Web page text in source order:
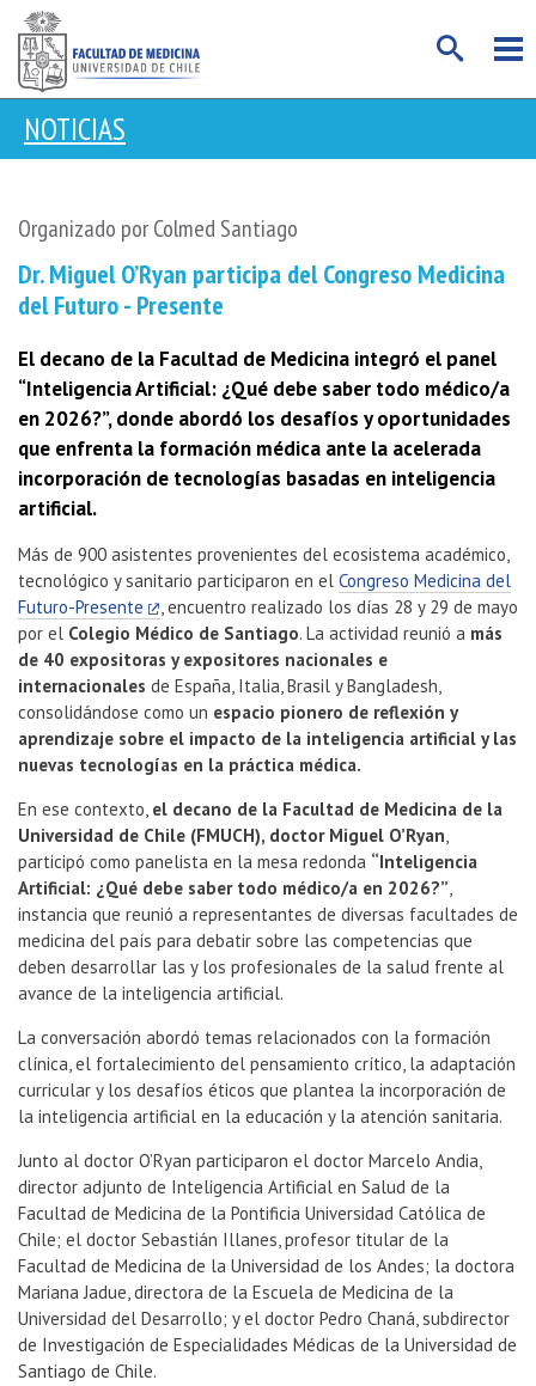
NOTICIAS
Organizado por Colmed Santiago
Dr. Miguel O’Ryan participa del Congreso Medicina
del Futuro - Presente
El decano de la Facultad de Medicina integró el panel
“Inteligencia Artificial: ¿Qué debe saber todo médico/a
en 2026?”, donde abordó los desafíos y oportunidades
que enfrenta la formación médica ante la acelerada
incorporación de tecnologías basadas en inteligencia
artificial.
Más de 900 asistentes provenientes del ecosistema académico,
tecnológico y sanitario participaron en el Congreso Medicina del
Futuro-Presente
, encuentro realizado los días 28 y 29 de mayo
por el Colegio Médico de Santiago. La actividad reunió a más
de 40 expositoras y expositores nacionales e
internacionales de España, Italia, Brasil y Bangladesh,
consolidándose como un espacio pionero de reflexión y
aprendizaje sobre el impacto de la inteligencia artificial y las
nuevas tecnologías en la práctica médica.
En ese contexto, el decano de la Facultad de Medicina de la
Universidad de Chile (FMUCH), doctor Miguel O’Ryan,
participó como panelista en la mesa redonda “Inteligencia
Artificial: ¿Qué debe saber todo médico/a en 2026?”,
instancia que reunió a representantes de diversas facultades de
medicina del país para debatir sobre las competencias que
deben desarrollar las y los profesionales de la salud frente al
avance de la inteligencia artificial.
La conversación abordó temas relacionados con la formación
clínica, el fortalecimiento del pensamiento crítico, la adaptación
curricular y los desafíos éticos que plantea la incorporación de
la inteligencia artificial en la educación y la atención sanitaria.
Junto al doctor O’Ryan participaron el doctor Marcelo Andia,
director adjunto de Inteligencia Artificial en Salud de la
Facultad de Medicina de la Pontificia Universidad Católica de
Chile; el doctor Sebastián Illanes, profesor titular de la
Facultad de Medicina de la Universidad de los Andes; la doctora
Mariana Jadue, directora de la Escuela de Medicina de la
Universidad del Desarrollo; y el doctor Pedro Chaná, subdirector
de Investigación de Especialidades Médicas de la Universidad de
Santiago de Chile.